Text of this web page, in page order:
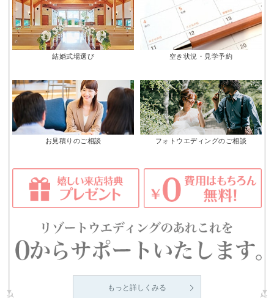
結婚式場選び 空き状況・見学予約
お見積りのご相談 フォトウエディングのご相談
もっと詳しくみる